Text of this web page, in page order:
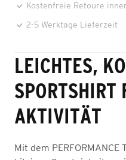
Kostenfreie Retoure
2-5 Werktage Lieferzeit
LEICHTES,
SPORTSHIRT
AKTIVITÄT
Mit dem PERFORMANCE